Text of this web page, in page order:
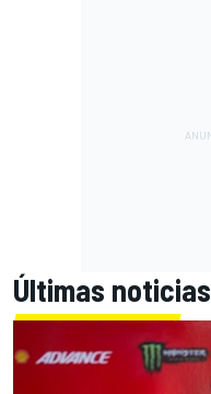
Últimas noticias